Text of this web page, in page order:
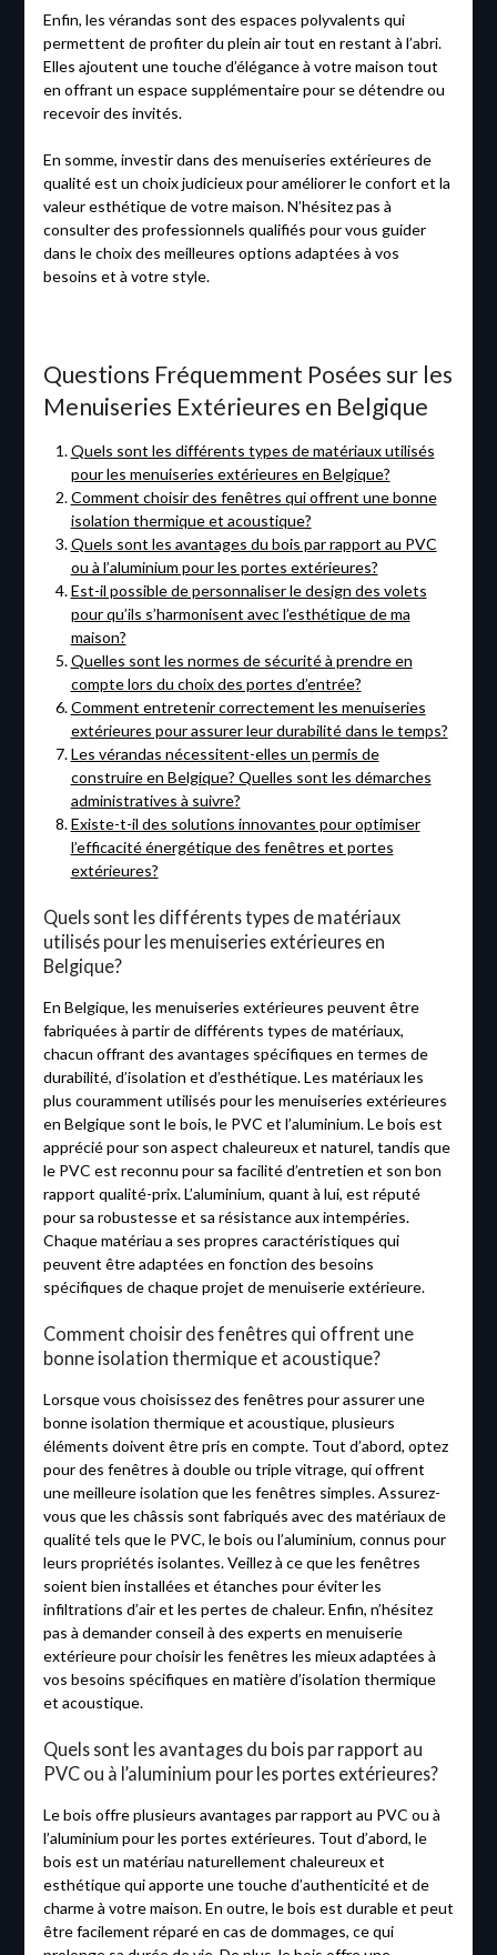
Enfin, les vérandas sont des espaces polyvalents qui
permettent de profiter du plein air tout en restant à l’abri.
Elles ajoutent une touche d’élégance à votre maison tout
en offrant un espace supplémentaire pour se détendre ou
recevoir des invités.
En somme, investir dans des menuiseries extérieures de
qualité est un choix judicieux pour améliorer le confort et la
valeur esthétique de votre maison. N’hésitez pas à
consulter des professionnels qualifiés pour vous guider
dans le choix des meilleures options adaptées à vos
besoins et à votre style.
Questions Fréquemment Posées sur les
Menuiseries Extérieures en Belgique
Quels sont les différents types de matériaux utilisés
pour les menuiseries extérieures en Belgique?
Comment choisir des fenêtres qui offrent une bonne
isolation thermique et acoustique?
Quels sont les avantages du bois par rapport au PVC
ou à l’aluminium pour les portes extérieures?
Est-il possible de personnaliser le design des volets
pour qu’ils s’harmonisent avec l’esthétique de ma
maison?
Quelles sont les normes de sécurité à prendre en
compte lors du choix des portes d’entrée?
Comment entretenir correctement les menuiseries
extérieures pour assurer leur durabilité dans le temps?
Les vérandas nécessitent-elles un permis de
construire en Belgique? Quelles sont les démarches
administratives à suivre?
Existe-t-il des solutions innovantes pour optimiser
l’efficacité énergétique des fenêtres et portes
extérieures?
Quels sont les différents types de matériaux
utilisés pour les menuiseries extérieures en
Belgique?
En Belgique, les menuiseries extérieures peuvent être
fabriquées à partir de différents types de matériaux,
chacun offrant des avantages spécifiques en termes de
durabilité, d’isolation et d’esthétique. Les matériaux les
plus couramment utilisés pour les menuiseries extérieures
en Belgique sont le bois, le PVC et l’aluminium. Le bois est
apprécié pour son aspect chaleureux et naturel, tandis que
le PVC est reconnu pour sa facilité d’entretien et son bon
rapport qualité-prix. L’aluminium, quant à lui, est réputé
pour sa robustesse et sa résistance aux intempéries.
Chaque matériau a ses propres caractéristiques qui
peuvent être adaptées en fonction des besoins
spécifiques de chaque projet de menuiserie extérieure.
Comment choisir des fenêtres qui offrent une
bonne isolation thermique et acoustique?
Lorsque vous choisissez des fenêtres pour assurer une
bonne isolation thermique et acoustique, plusieurs
éléments doivent être pris en compte. Tout d’abord, optez
pour des fenêtres à double ou triple vitrage, qui offrent
une meilleure isolation que les fenêtres simples. Assurez-
vous que les châssis sont fabriqués avec des matériaux de
qualité tels que le PVC, le bois ou l’aluminium, connus pour
leurs propriétés isolantes. Veillez à ce que les fenêtres
soient bien installées et étanches pour éviter les
infiltrations d’air et les pertes de chaleur. Enfin, n’hésitez
pas à demander conseil à des experts en menuiserie
extérieure pour choisir les fenêtres les mieux adaptées à
vos besoins spécifiques en matière d’isolation thermique
et acoustique.
Quels sont les avantages du bois par rapport au
PVC ou à l’aluminium pour les portes extérieures?
Le bois offre plusieurs avantages par rapport au PVC ou à
l’aluminium pour les portes extérieures. Tout d’abord, le
bois est un matériau naturellement chaleureux et
esthétique qui apporte une touche d’authenticité et de
charme à votre maison. En outre, le bois est durable et peut
être facilement réparé en cas de dommages, ce qui